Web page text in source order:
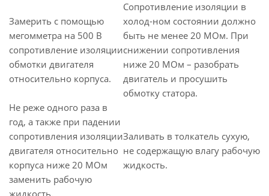
Замерить с помощью
мегомметра на 500 В
сопротивление изоляции
обмотки двигателя
относительно корпуса.
Сопротивление изоляции в
холод-ном состоянии должно
быть не менее 20 МОм. При
снижении сопротивления
ниже 20 МОм – разобрать
двигатель и просушить
обмотку статора.
Не реже одного раза в
год, а также при падении
сопротивления изоляции
двигателя относительно
корпуса ниже 20 МОм
заменить рабочую
жидкость.
Заливать в толкатель сухую,
не содержащую влагу рабочую
жидкость.